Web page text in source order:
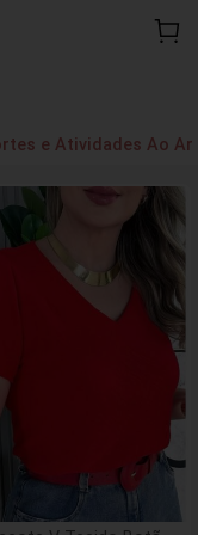
e Atividades Ao Ar